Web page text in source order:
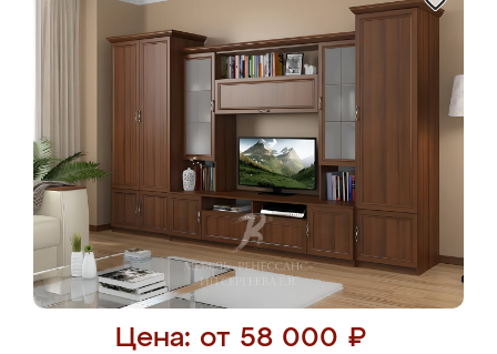
Цена: от 58 000 ₽